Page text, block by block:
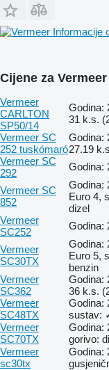
Informacije
Cijene za
Vermeer
CARLTON
SP50/14
Godina:
31 k.s.
Vermeer SC
252 tuskómaró
Godina:
27.19
Vermeer SC
292
Godina:
Vermeer SC
852
Godina:
Euro 4,
dizel
Vermeer
SC252
Godina:
Vermeer
SC30TX
Godina:
Euro 5,
benzin
Vermeer
SC362
Godina:
36 k.s.
Vermeer
SC48TX
Godina:
sustav:
Vermeer
SC70TX
Godina:
gorivo:
Vermeer
sc30tx
Godina: